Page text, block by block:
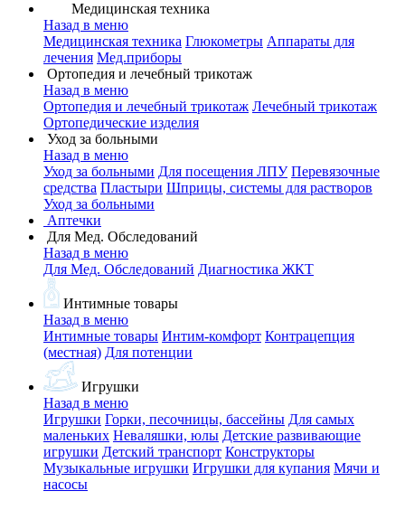
Медицинская техника
Назад в меню
Медицинская техника Глюкометры Аппараты для
лечения Мед.приборы
Ортопедия и лечебный трикотаж
Назад в меню
Ортопедия и лечебный трикотаж Лечебный трикотаж
Ортопедические изделия
Уход за больными
Назад в меню
Уход за больными Для посещения ЛПУ Перевязочные
средства Пластыри Шприцы, системы для растворов
Уход за больными
Аптечки
Для Мед. Обследований
Назад в меню
Для Мед. Обследований Диагностика ЖКТ
Интимные товары
Назад в меню
Интимные товары Интим-комфорт Контрацепция
(местная) Для потенции
Игрушки
Назад в меню
Игрушки Горки, песочницы, бассейны Для самых
маленьких Неваляшки, юлы Детские развивающие
игрушки Детский транспорт Конструкторы
Музыкальные игрушки Игрушки для купания Мячи и
насосы